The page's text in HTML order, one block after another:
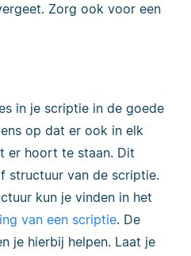
Zorg ook voor een
in je scriptie in de goede
op dat er ook in elk
er hoort te staan. Dit
structuur van de scriptie.
kun je vinden in het
van een scriptie. De
je hierbij helpen. Laat je